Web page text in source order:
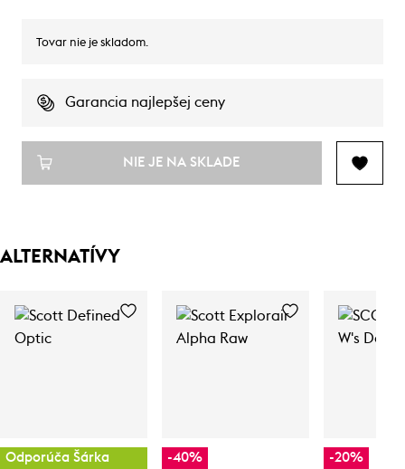
Tovar nie je skladom.
Garancia najlepšej ceny
NIE JE NA SKLADE
ALTERNATÍVY
Odporúča Šárka
-40% -20%